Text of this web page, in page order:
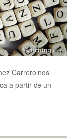
Carrero nos
a partir de un